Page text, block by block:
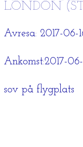
LONDON
Avresa: 2017-06-
Ankomst:2017-
sov på flygplats